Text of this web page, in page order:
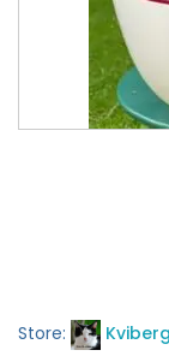
Store: